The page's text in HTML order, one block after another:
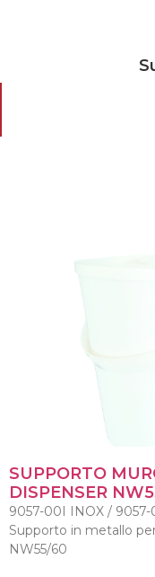
SUPPORTO
DISPENSER
9057-00I INOX /
Supporto in metallo
NW55/60